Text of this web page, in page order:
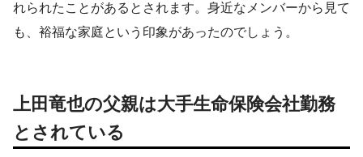
れられたことがあるとされます。身近なメンバーから見て
も、裕福な家庭という印象があったのでしょう。
上田竜也の父親は大手生命保険会社勤務
とされている